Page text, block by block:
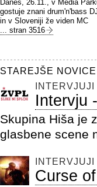
Danes, 26.11., v Media
gostuje znani drum'n'bass
in v Sloveniji že viden MC
... stran 3516
STAREJŠE NOVICE
INTERVJUJI
Intervju
Skupina Hiša je
glasbene scene
INTERVJUJI
Curse